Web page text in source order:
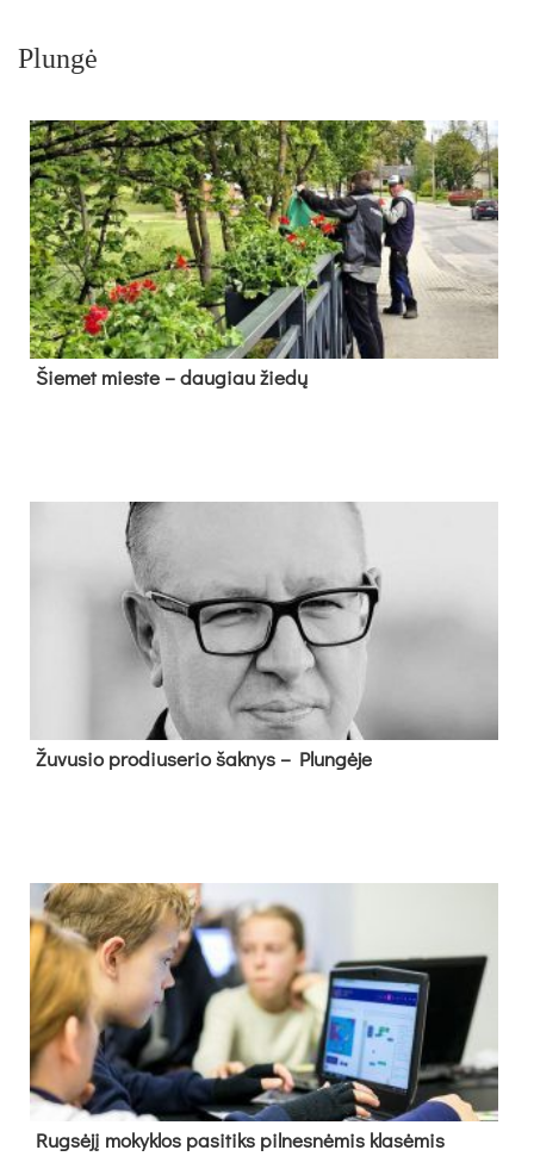
Plungė
Šie­met mies­te – dau­giau žie­dų
Žu­vu­sio pro­diu­se­rio šak­nys – Plun­gė­je
Rug­sė­jį mo­kyk­los pa­si­tiks pil­nes­nė­mis kla­sė­mis